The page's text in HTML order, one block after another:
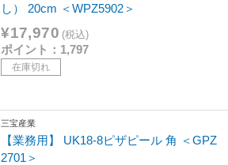
し） 20cm ＜WPZ5902＞
¥17,970 (税込)
ポイント：1,797
在庫切れ
三宝産業
【業務用】 UK18-8ピザピール 角 ＜GPZ
2701＞